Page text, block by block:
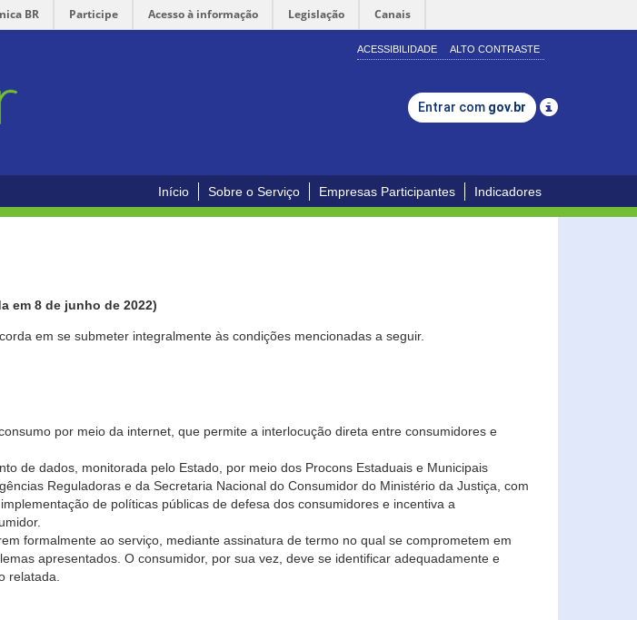
BR Participe Acesso à informação Legislação Canais
ACESSIBILIDADE ALTO CONTRASTE
Entrar com gov.br
Início Sobre o Serviço Empresas Participantes Indicadores
em 8 de junho de 2022)
em se submeter integralmente às condições mencionadas a seguir.
por meio da internet, que permite a interlocução direta entre consumidores e
de dados, monitorada pelo Estado, por meio dos Procons Estaduais e Municipais
Reguladoras e da Secretaria Nacional do Consumidor do Ministério da Justiça, com
de políticas públicas de defesa dos consumidores e incentiva a
formalmente ao serviço, mediante assinatura de termo no qual se comprometem em
apresentados. O consumidor, por sua vez, deve se identificar adequadamente e
relatada.